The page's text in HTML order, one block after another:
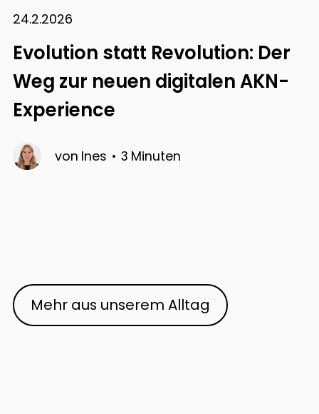
24.2.2026
Evolution statt Revolution: Der
Weg zur neuen digitalen AKN-
Experience
von Ines 3 Minuten
Mehr aus unserem Alltag